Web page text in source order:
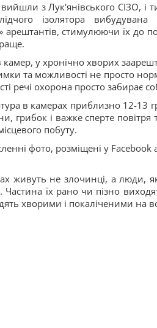
з Лук'янівського СІЗО, і
ізолятора
арештантів, стимулюючи їх до
камер, у хронічно хворих
та можливості не просто
речі охорона просто забирає
в камерах приблизно 12-13
грибок і важке сперте
побуту.
фото, розміщені у
живуть не злочинці, а люди,
їх рано чи пізно
хворими і покаліченими на